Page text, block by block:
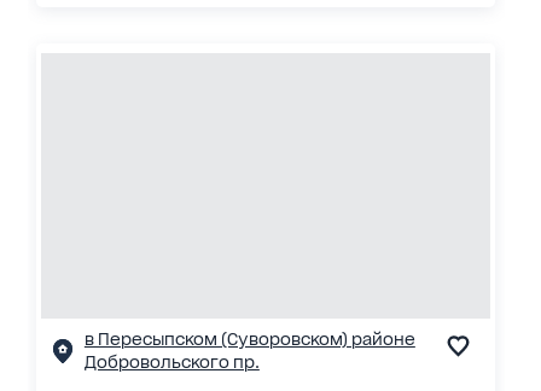
в Пересыпском (Суворовском) районе
Добровольского пр.